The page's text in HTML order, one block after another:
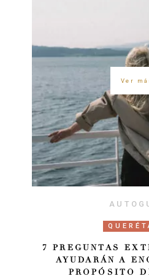
Ver
7 PREGUNTAS
AYUDARÁN A
PROPÓSITO